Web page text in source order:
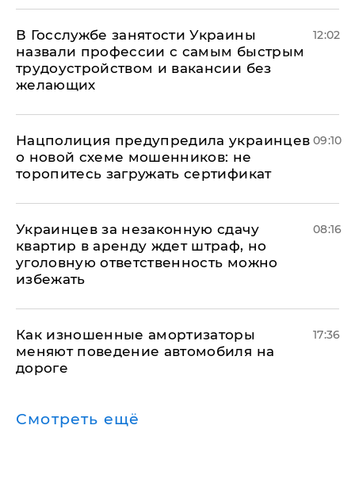
В Госслужбе занятости Украины
назвали профессии с самым быстрым
трудоустройством и вакансии без
желающих
12:02
Нацполиция предупредила украинцев
о новой схеме мошенников: не
торопитесь загружать сертификат
09:10
Украинцев за незаконную сдачу
квартир в аренду ждет штраф, но
уголовную ответственность можно
избежать
08:16
Как изношенные амортизаторы
меняют поведение автомобиля на
дороге
17:36
Смотреть ещё